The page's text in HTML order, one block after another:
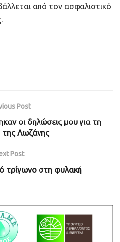
από τον ασφαλιστικό
Post
οι δηλώσεις μου για τη
της Λωζάνης
Post
τρίγωνο στη φυλακή